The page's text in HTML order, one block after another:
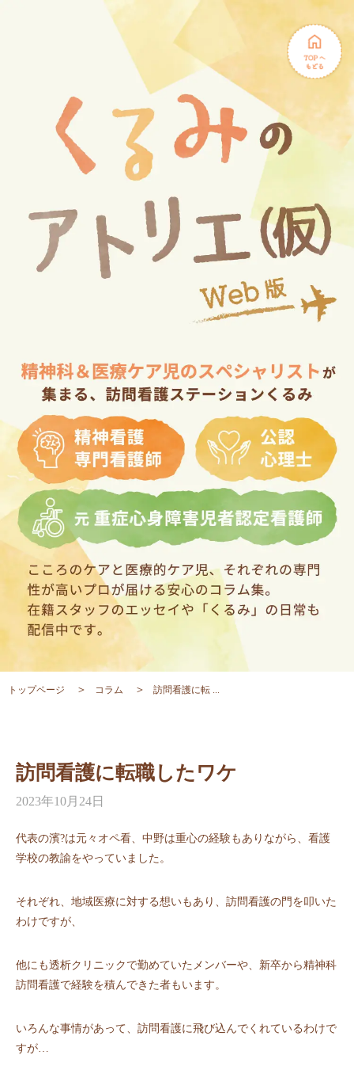
トップページ コラム 訪問看護に転 ...
訪問看護に転職したワケ
2023年10月24日
代表の濱?は元々オペ看、中野は重心の経験もありながら、看護
学校の教諭をやっていました。
それぞれ、地域医療に対する想いもあり、訪問看護の門を叩いた
わけですが、
他にも透析クリニックで勤めていたメンバーや、新卒から精神科
訪問看護で経験を積んできた者もいます。
いろんな事情があって、訪問看護に飛び込んでくれているわけで
すが…